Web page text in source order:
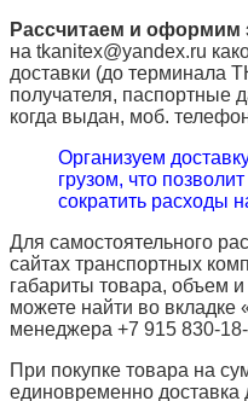
Рассчитаем и оформим
на tkanitex@yandex.ru
доставки (до терминала
получателя, паспортные
когда выдан, моб.
Организуем
грузом, что
сократить расходы
Для самостоятельного
сайтах транспортных
габариты товара, объем
можете найти во вкладке
менеджера +7 915 830-
При покупке товара на
единовременно доставка